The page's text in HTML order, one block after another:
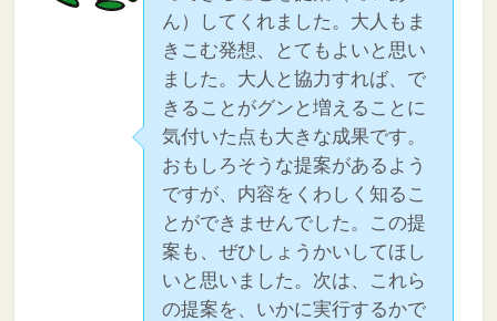
ん）してくれました。大人もま
きこむ発想、とてもよいと思い
ました。大人と協力すれば、で
きることがグンと増えることに
気付いた点も大きな成果です。
おもしろそうな提案があるよう
ですが、内容をくわしく知るこ
とができませんでした。この提
案も、ぜひしょうかいしてほし
いと思いました。次は、これら
の提案を、いかに実行するかで